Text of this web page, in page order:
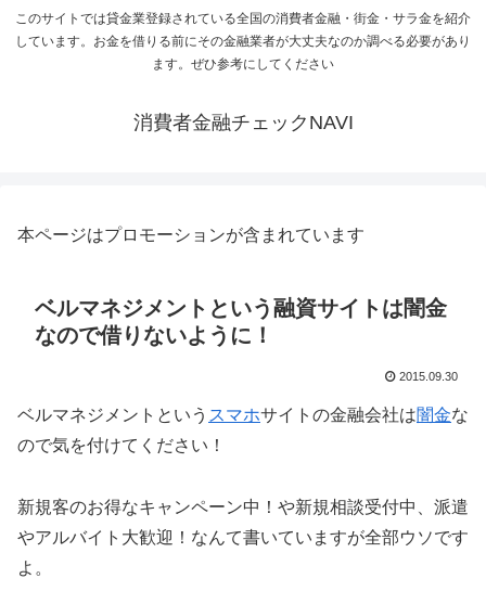
このサイトでは貸金業登録されている全国の消費者金融・街金・サラ金を紹介
しています。お金を借りる前にその金融業者が大丈夫なのか調べる必要があり
ます。ぜひ参考にしてください
消費者金融チェックNAVI
本ページはプロモーションが含まれています
ベルマネジメントという融資サイトは闇金
なので借りないように！
2015.09.30
ベルマネジメントという スマホサイトの金融会社は闇金な
ので気を付けてください！
新規客のお得なキャンペーン中！や新規相談受付中、派遣
やアルバイト大歓迎！なんて書いていますが全部ウソです
よ。